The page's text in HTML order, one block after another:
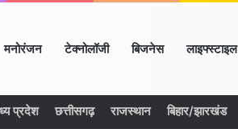
मनोरंजन टेक्नोलॉजी बिजनेस लाइफ्स्टाइल
प्रदेश छत्तीसगढ़ राजस्थान बिहार/झारखंड